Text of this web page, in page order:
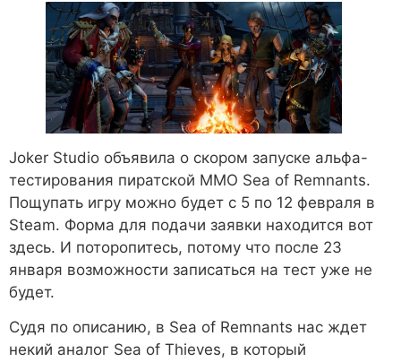
Joker Studio объявила о скором запуске альфа-
тестирования пиратской ММО Sea of Remnants.
Пощупать игру можно будет с 5 по 12 февраля в
Steam. Форма для подачи заявки находится вот
здесь. И поторопитесь, потому что после 23
января возможности записаться на тест уже не
будет.
Судя по описанию, в Sea of Remnants нас ждет
некий аналог Sea of Thieves, в который